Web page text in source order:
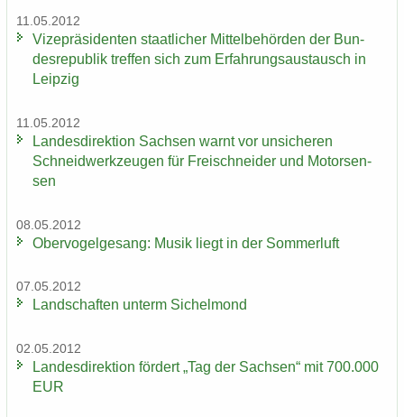
11.05.2012
Vi­ze­prä­si­den­ten staat­li­cher Mit­tel­be­hör­den der Bun­
des­re­pu­blik tref­fen sich zum Er­fah­rungs­aus­tausch in
Leip­zig
11.05.2012
Lan­des­di­rek­ti­on Sach­sen warnt vor un­si­che­ren
Schneid­werk­zeu­gen für Frei­schnei­der und Mo­tor­sen­
sen
08.05.2012
Ober­vo­gel­ge­sang: Musik liegt in der Som­mer­luft
07.05.2012
Land­schaf­ten un­term Si­chel­mond
02.05.2012
Lan­des­di­rek­ti­on för­dert „Tag der Sach­sen“ mit 700.000
EUR